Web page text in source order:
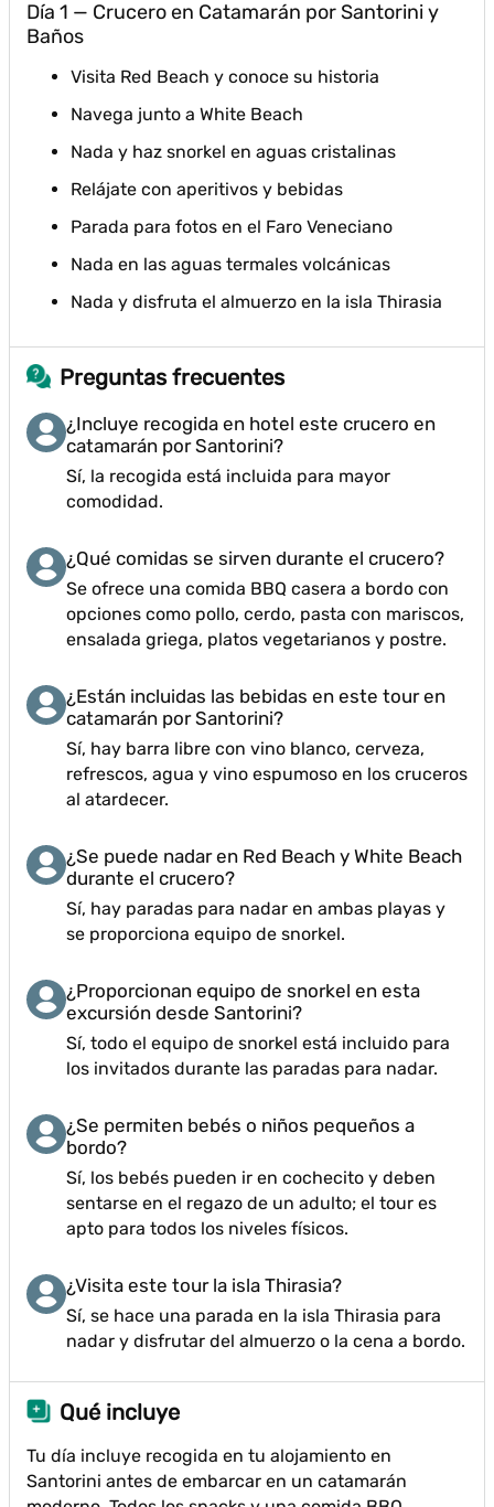
Día 1 — Crucero en Catamarán por Santorini y
Baños
Visita Red Beach y conoce su historia
Navega junto a White Beach
Nada y haz snorkel en aguas cristalinas
Relájate con aperitivos y bebidas
Parada para fotos en el Faro Veneciano
Nada en las aguas termales volcánicas
Nada y disfruta el almuerzo en la isla Thirasia
Preguntas frecuentes
¿Incluye recogida en hotel este crucero en
catamarán por Santorini?
Sí, la recogida está incluida para mayor
comodidad.
¿Qué comidas se sirven durante el crucero?
Se ofrece una comida BBQ casera a bordo con
opciones como pollo, cerdo, pasta con mariscos,
ensalada griega, platos vegetarianos y postre.
¿Están incluidas las bebidas en este tour en
catamarán por Santorini?
Sí, hay barra libre con vino blanco, cerveza,
refrescos, agua y vino espumoso en los cruceros
al atardecer.
¿Se puede nadar en Red Beach y White Beach
durante el crucero?
Sí, hay paradas para nadar en ambas playas y
se proporciona equipo de snorkel.
¿Proporcionan equipo de snorkel en esta
excursión desde Santorini?
Sí, todo el equipo de snorkel está incluido para
los invitados durante las paradas para nadar.
¿Se permiten bebés o niños pequeños a
bordo?
Sí, los bebés pueden ir en cochecito y deben
sentarse en el regazo de un adulto; el tour es
apto para todos los niveles físicos.
¿Visita este tour la isla Thirasia?
Sí, se hace una parada en la isla Thirasia para
nadar y disfrutar del almuerzo o la cena a bordo.
Qué incluye
Tu día incluye recogida en tu alojamiento en
Santorini antes de embarcar en un catamarán